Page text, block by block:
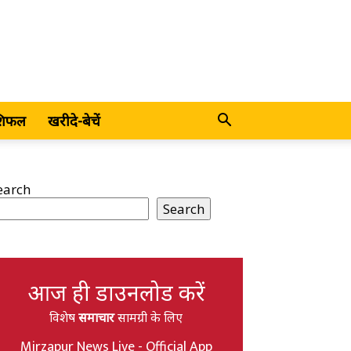
खरीदे-बेचें
Search
आज ही डाउनलोड करें
विशेषसमाचारसामग्री के लिए